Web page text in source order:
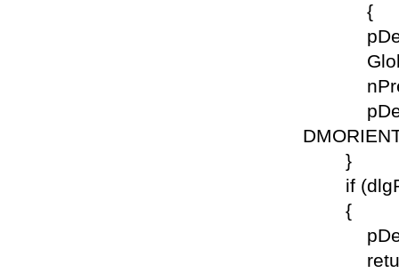
{
}
if
{